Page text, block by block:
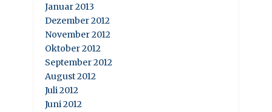
Januar 2013
Dezember 2012
November 2012
Oktober 2012
September 2012
August 2012
Juli 2012
Juni 2012